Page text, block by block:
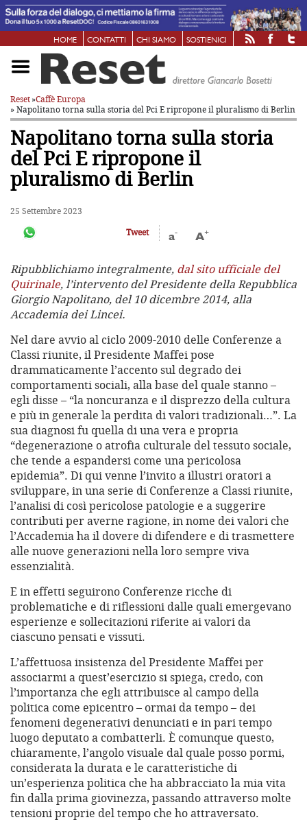
HOME CONTATTI CHI SIAMO SOSTIENICI
Reset»Caffè Europa
» Napolitano torna sulla storia del PciE ripropone il pluralismo di Berlin
Napolitano torna sulla storia
del PciE ripropone il
pluralismo di Berlin
25 Settembre 2023
Tweet
a- A+
Ripubblichiamo integralmente, dal sito ufficiale del
Quirinale, l’intervento del Presidente della Repubblica
Giorgio Napolitano, del 10 dicembre 2014, alla
Accademia dei Lincei.
Nel dare avvio al ciclo 2009-2010 delle Conferenze a
Classi riunite, il Presidente Maffei pose
drammaticamente l’accento sul degrado dei
comportamenti sociali, alla base del quale stanno –
egli disse – “la noncuranza e il disprezzo della cultura
e più in generale la perdita di valori tradizionali…”. La
sua diagnosi fu quella di una vera e propria
“degenerazione o atrofia culturale del tessuto sociale,
che tende a espandersi come una pericolosa
epidemia”. Di qui venne l’invito a illustri oratori a
sviluppare, in una serie di Conferenze a Classi riunite,
l’analisi di così pericolose patologie e a suggerire
contributi per averne ragione, in nome dei valori che
l’Accademia ha il dovere di difendere e di trasmettere
alle nuove generazioni nella loro sempre viva
essenzialità.
E in effetti seguirono Conferenze ricche di
problematiche e di riflessioni dalle quali emergevano
esperienze e sollecitazioni riferite ai valori da
ciascuno pensati e vissuti.
L’affettuosa insistenza del Presidente Maffei per
associarmi a quest’esercizio si spiega, credo, con
l’importanza che egli attribuisce al campo della
politica come epicentro – ormai da tempo – dei
fenomeni degenerativi denunciati e in pari tempo
luogo deputato a combatterli. È comunque questo,
chiaramente, l’angolo visuale dal quale posso pormi,
considerata la durata e le caratteristiche di
un’esperienza politica che ha abbracciato la mia vita
fin dalla prima giovinezza, passando attraverso molte
tensioni proprie del tempo che ho attraversato.